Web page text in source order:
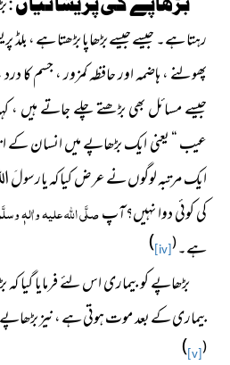
رہتا ہے۔ جیسے جیسے بڑھاپا بڑھتا ہے ، بلڈ
پھولنے ، ہاضمہ اور حافظہ کمزور ، جسم کا
جیسے مسائل بھی بڑھتے چلے جاتے ہیں ،
عیب “یعنی ایک بڑھاپے میں انسان کے
ایک مرتبہ لوگوں نے عرض کیا کہ
کی کوئی دوا نہیں؟آپصلَّی اللہ علیہ واٰلہٖ
ہے۔(
[iv]
)
بڑھاپے کو بیماری اس لئے فرمایا
بیماری کے بعد موت ہوتی ہے ، نیز بڑھاپے
(
[v]
)